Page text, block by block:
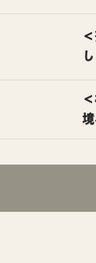
＜
＜